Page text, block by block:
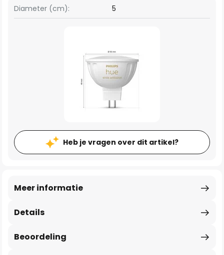
Diameter (cm): 5
Heb je vragen over dit artikel?
Details
Meer informatie
Beoordeling